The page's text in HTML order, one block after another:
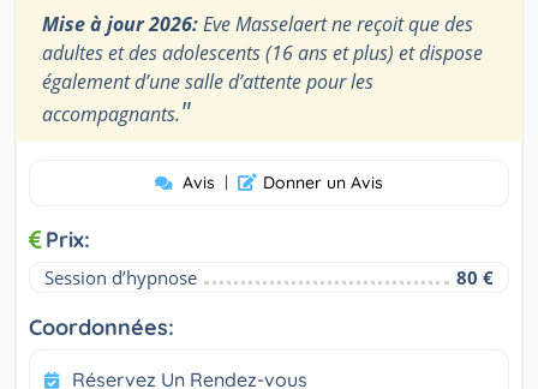
Mise à jour 2026:Eve Masselaert ne reçoit que des
adultes et des adolescents (16 ans et plus) et dispose
également d’une salle d’attente pour les
accompagnants."
Avis | Donner un Avis
Prix:
Session d’hypnose 80 €
Coordonnées:
Réservez Un Rendez-vous